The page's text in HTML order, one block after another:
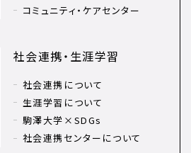
コミュニティ・ケアセンター
社会連携・生涯学習
社会連携について
生涯学習について
駒澤大学×SDGs
社会連携センターについて